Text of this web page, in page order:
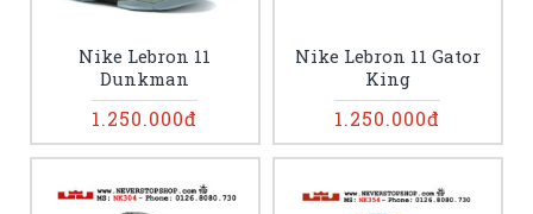
Nike Lebron 11
Dunkman
1.250.000đ
Nike Lebron 11 Gator
King
1.250.000đ